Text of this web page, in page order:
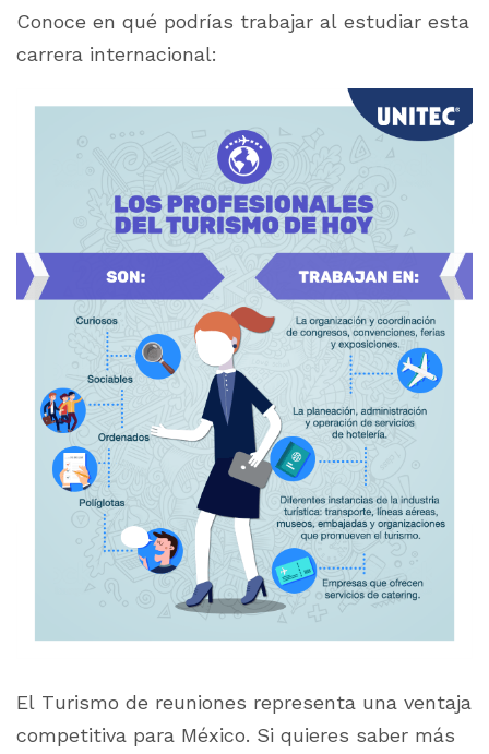
Conoce en qué podrías trabajar al estudiar esta
carrera internacional:
El Turismo de reuniones representa una ventaja
competitiva para México. Si quieres saber más